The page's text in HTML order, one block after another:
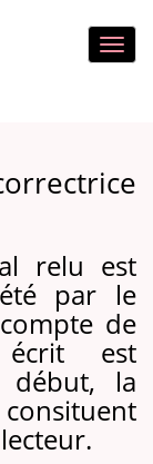
relu est
par le
de
est
début, la